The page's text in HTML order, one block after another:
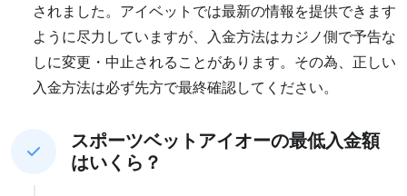
されました。アイベットでは最新の情報を提供できます
ように尽力していますが、入金方法はカジノ側で予告な
しに変更・中止されることがあります。その為、正しい
入金方法は必ず先方で最終確認してください。
スポーツベットアイオーの最低入金額
はいくら？